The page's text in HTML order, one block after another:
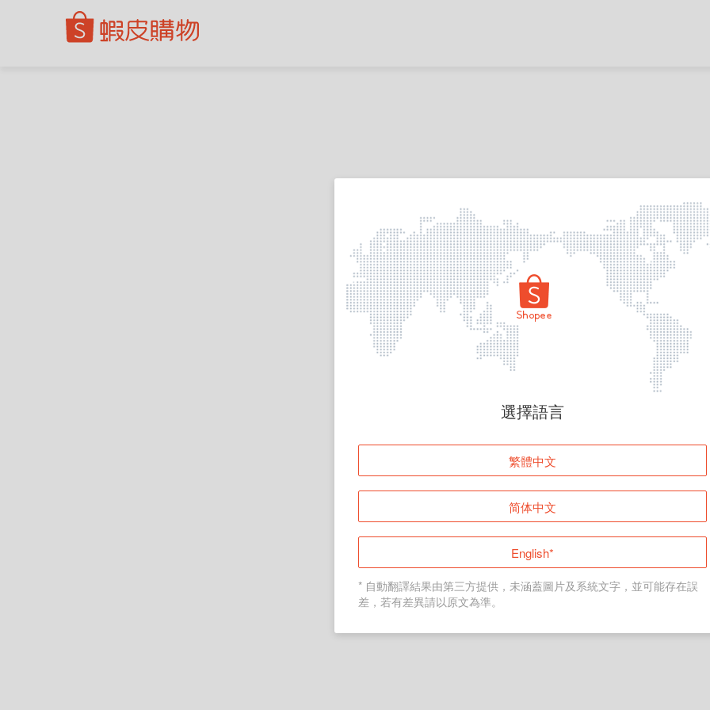
頁面無法顯示
登入
返回首頁
選擇語言
繁體中文
简体中文
English*
* 自動翻譯結果由第三方提供，未涵蓋圖片及系統文字，並可能存在誤
差，若有差異請以原文為準。